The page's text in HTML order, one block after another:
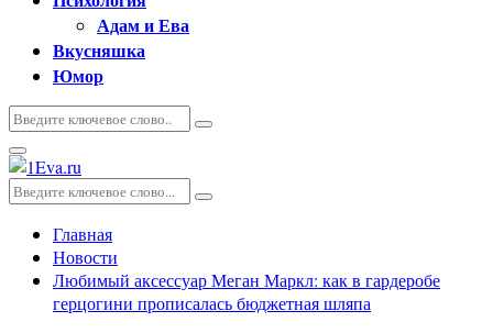
Адам и Ева
Вкусняшка
Юмор
Искать:
Поиск
Основное
меню
Искать:
Поиск
Главная
Новости
Любимый аксессуар Меган Маркл: как в гардеробе
герцогини прописалась бюджетная шляпа